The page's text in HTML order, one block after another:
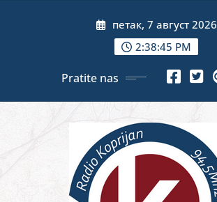
петак, 7 август 2026
2:38:47 PM
Pratite nas